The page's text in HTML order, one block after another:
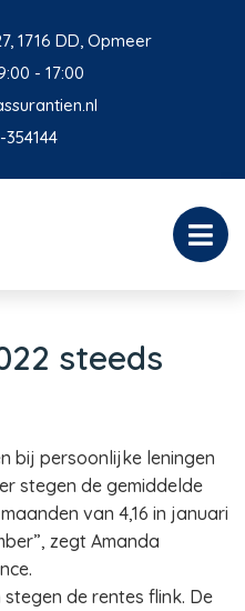
1716 DD, Opmeer
- 17:00
steeds
bij persoonlijke leningen
stegen de gemiddelde
van 4,16 in januari
zegt Amanda
de rentes flink. De